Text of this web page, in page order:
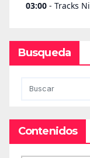
Busqueda
Contenidos